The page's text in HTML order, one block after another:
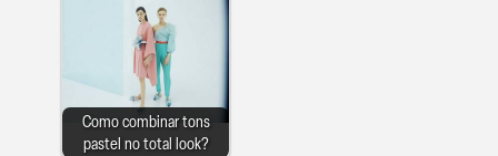
Como combinar tons
pastel no total look?